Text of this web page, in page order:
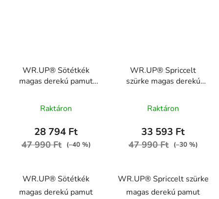
WR.UP® Sötétkék
magas derekú pamut
WRUP1HC001ORG,
B94
Raktáron
28 794 Ft
47 990 Ft (–40 %)
WR.UP® Sötétkék
magas derekú pamut
WR.UP® Spriccelt
szürke magas derekú
gombokkal
WRUP1BHC001ORG,
Raktáron
33 593 Ft
47 990 Ft (–30 %)
WR.UP® Spriccelt szürke
magas derekú pamut